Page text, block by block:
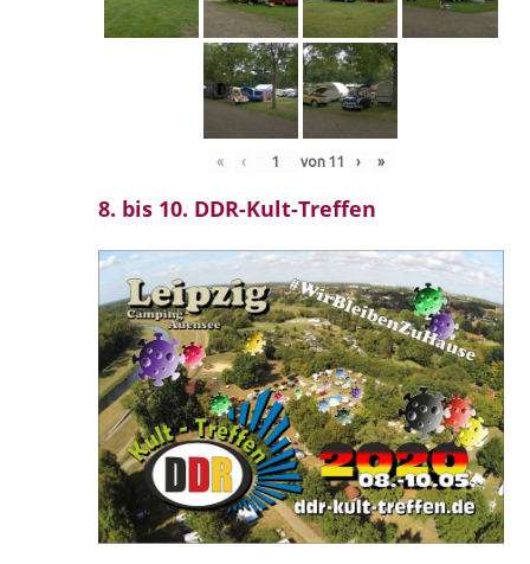
« ‹ von 11 › »
8. bis 10. DDR-Kult-Treffen